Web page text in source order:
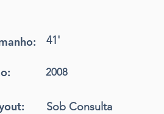
41'
Sob Consulta
2008